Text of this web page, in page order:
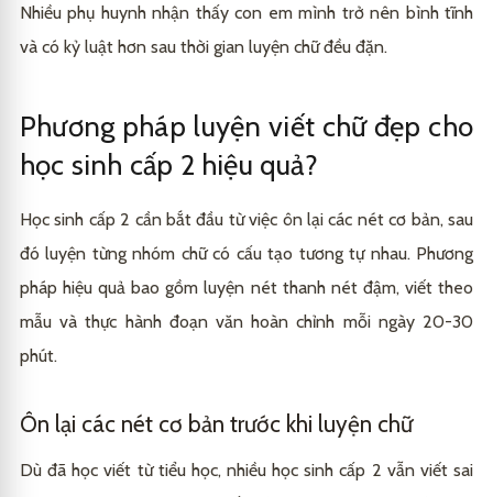
Nhiều phụ huynh nhận thấy con em mình trở nên bình tĩnh
và có kỷ luật hơn sau thời gian luyện chữ đều đặn.
Phương pháp luyện viết chữ đẹp cho
học sinh cấp 2 hiệu quả?
Học sinh cấp 2 cần bắt đầu từ việc ôn lại các nét cơ bản, sau
đó luyện từng nhóm chữ có cấu tạo tương tự nhau. Phương
pháp hiệu quả bao gồm luyện nét thanh nét đậm, viết theo
mẫu và thực hành đoạn văn hoàn chỉnh mỗi ngày 20-30
phút.
Ôn lại các nét cơ bản trước khi luyện chữ
Dù đã học viết từ tiểu học, nhiều học sinh cấp 2 vẫn viết sai